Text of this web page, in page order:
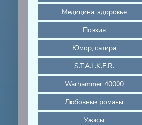
Медицина, здоровье
Поэзия
Юмор, сатира
S.T.A.L.K.E.R.
Warhammer 40000
Любовные романы
Ужасы